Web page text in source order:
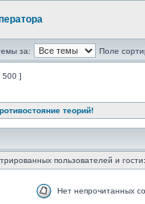
за: Поле
500 ]
теорий!
пользователей и
Нет непрочитанных